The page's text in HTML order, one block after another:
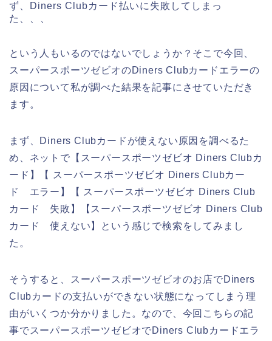
ず、Diners Clubカード払いに失敗してしまっ
た、、、
という人もいるのではないでしょうか？そこで今回、
スーパースポーツゼビオのDiners Clubカードエラーの
原因について私が調べた結果を記事にさせていただき
ます。
まず、Diners Clubカードが使えない原因を調べるた
め、ネットで【スーパースポーツゼビオ Diners Clubカ
ード】【 スーパースポーツゼビオ Diners Clubカー
ド エラー】【 スーパースポーツゼビオ Diners Club
カード 失敗】【スーパースポーツゼビオ Diners Club
カード 使えない】という感じで検索をしてみまし
た。
そうすると、スーパースポーツゼビオのお店でDiners
Clubカードの支払いができない状態になってしまう理
由がいくつか分かりました。なので、今回こちらの記
事でスーパースポーツゼビオでDiners Clubカードエラ